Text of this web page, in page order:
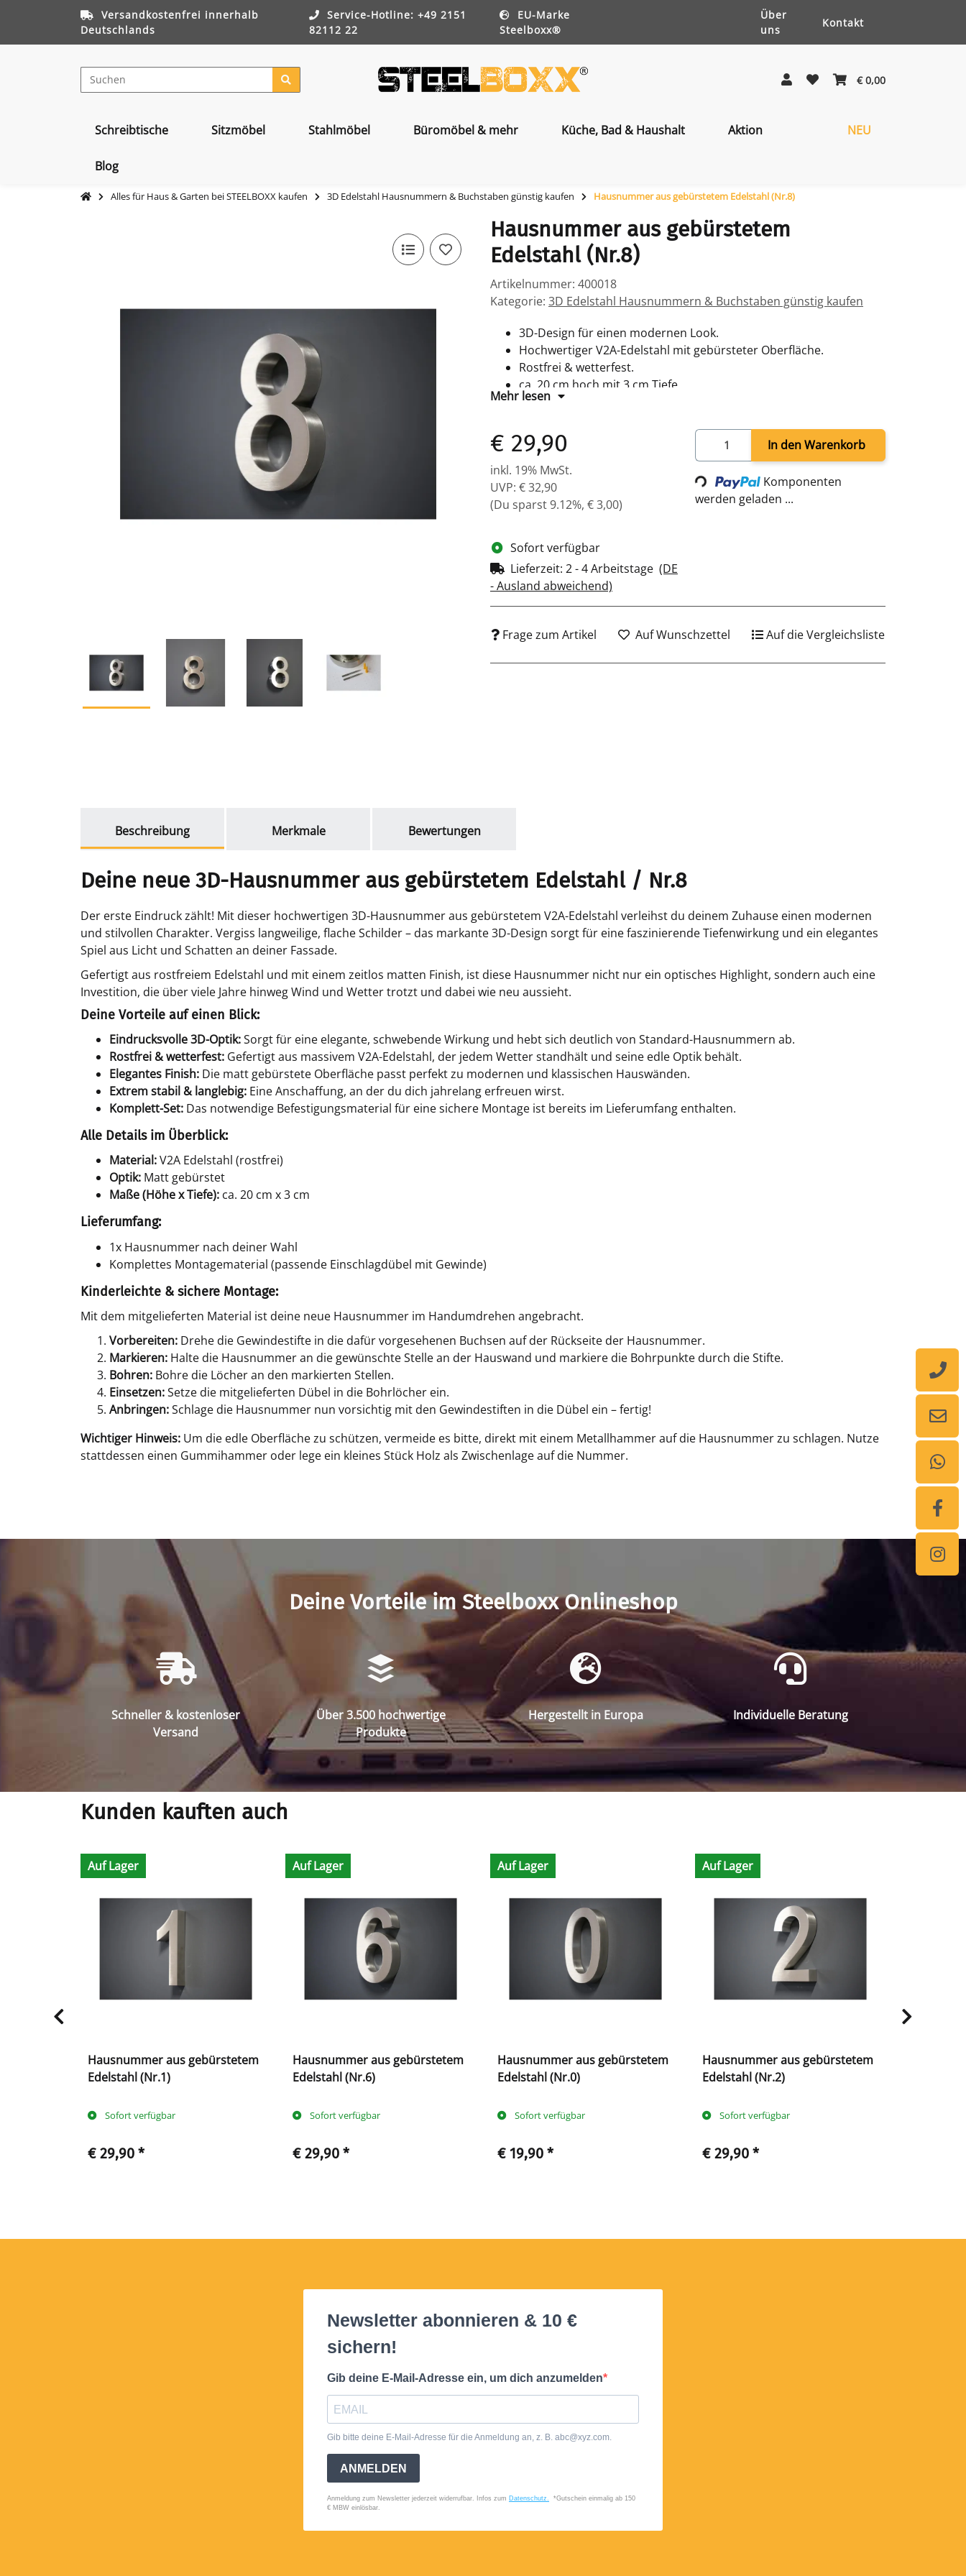
Versandkostenfrei innerhalb
Deutschlands
Service-Hotline: +49 2151
82112 22
EU-Marke
Steelboxx®
Über
uns
Kontakt
€ 0,00
Schreibtische Sitzmöbel Stahlmöbel Büromöbel & mehr Küche, Bad & Haushalt Aktion NEU
Blog
Alles für Haus & Garten bei STEELBOXX kaufen 3D Edelstahl Hausnummern & Buchstaben günstig kaufen Hausnummer aus gebürstetem Edelstahl (Nr.8)
Hausnummer aus gebürstetem
Edelstahl (Nr.8)
Artikelnummer: 400018
Kategorie: 3D Edelstahl Hausnummern & Buchstaben günstig kaufen
3D-Design für einen modernen Look.
Hochwertiger V2A-Edelstahl mit gebürsteter Oberfläche.
Rostfrei & wetterfest.
ca. 20 cm hoch mit 3 cm Tiefe.
Mehr lesen
€ 29,90
inkl. 19% MwSt.
UVP: € 32,90
(Du sparst9.12%, € 3,00)
Sofort verfügbar
Lieferzeit: 2 - 4 Arbeitstage (DE
- Ausland abweichend)
In den Warenkorb
Loading...
Komponenten
werden geladen ...
Frage zum Artikel Auf Wunschzettel Auf die Vergleichsliste
Beschreibung
Merkmale Bewertungen
Deine neue 3D-Hausnummer aus gebürstetem Edelstahl / Nr.8
Der erste Eindruck zählt! Mit dieser hochwertigen 3D-Hausnummer aus gebürstetem V2A-Edelstahl verleihst du deinem Zuhause einen modernen
und stilvollen Charakter. Vergiss langweilige, flache Schilder – das markante 3D-Design sorgt für eine faszinierende Tiefenwirkung und ein elegantes
Spiel aus Licht und Schatten an deiner Fassade.
Gefertigt aus rostfreiem Edelstahl und mit einem zeitlos matten Finish, ist diese Hausnummer nicht nur ein optisches Highlight, sondern auch eine
Investition, die über viele Jahre hinweg Wind und Wetter trotzt und dabei wie neu aussieht.
Deine Vorteile auf einen Blick:
Eindrucksvolle 3D-Optik:Sorgt für eine elegante, schwebende Wirkung und hebt sich deutlich von Standard-Hausnummern ab.
Rostfrei & wetterfest: Gefertigt aus massivem V2A-Edelstahl, der jedem Wetter standhält und seine edle Optik behält.
Elegantes Finish: Die matt gebürstete Oberfläche passt perfekt zu modernen und klassischen Hauswänden.
Extrem stabil & langlebig: Eine Anschaffung, an der du dich jahrelang erfreuen wirst.
Komplett-Set: Das notwendige Befestigungsmaterial für eine sichere Montage ist bereits im Lieferumfang enthalten.
Alle Details im Überblick:
Material:V2A Edelstahl (rostfrei)
Optik: Matt gebürstet
Maße (Höhe x Tiefe): ca. 20 cm x 3 cm
Lieferumfang:
1x Hausnummer nach deiner Wahl
Komplettes Montagematerial (passende Einschlagdübel mit Gewinde)
Kinderleichte & sichere Montage:
Mit dem mitgelieferten Material ist deine neue Hausnummer im Handumdrehen angebracht.
Vorbereiten: Drehe die Gewindestifte in die dafür vorgesehenen Buchsen auf der Rückseite der Hausnummer.
Markieren: Halte die Hausnummer an die gewünschte Stelle an der Hauswand und markiere die Bohrpunkte durch die Stifte.
Bohren: Bohre die Löcher an den markierten Stellen.
Einsetzen:Setze die mitgelieferten Dübel in die Bohrlöcher ein.
Anbringen:Schlage die Hausnummer nun vorsichtig mit den Gewindestiften in die Dübel ein – fertig!
Wichtiger Hinweis: Um die edle Oberfläche zu schützen, vermeide es bitte, direkt mit einem Metallhammer auf die Hausnummer zu schlagen. Nutze
stattdessen einen Gummihammer oder lege ein kleines Stück Holz als Zwischenlage auf die Nummer.
Deine Vorteile im Steelboxx Onlineshop
Schneller & kostenloser
Versand
Über 3.500 hochwertige
Produkte
Hergestellt in Europa Individuelle Beratung
Kunden kauften auch
Auf Lager
Hausnummer aus gebürstetem
Edelstahl (Nr.1)
Sofort verfügbar
€ 29,90 *
Auf Lager
Hausnummer aus gebürstetem
Edelstahl (Nr.6)
Sofort verfügbar
€ 29,90 *
Auf Lager
Hausnummer aus gebürstetem
Edelstahl (Nr.0)
Sofort verfügbar
€ 19,90 *
Auf Lager
Hausnummer aus gebürstetem
Edelstahl (Nr.2)
Sofort verfügbar
€ 29,90 *